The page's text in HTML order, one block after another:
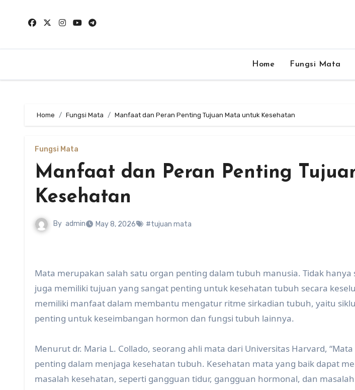
Home Fungsi Mata
Home Fungsi Mata Manfaat dan Peran Penting Tujuan Mata untuk Kesehatan
Fungsi Mata
Manfaat dan Peran Penting
Kesehatan
By admin May 8, 2026 #tujuan mata
Mata merupakan salah satu organ penting dalam tubuh manusia. Tidak
juga memiliki tujuan yang sangat penting untuk kesehatan tubuh secara
memiliki manfaat dalam membantu mengatur ritme sirkadian tubuh, yaitu
penting untuk keseimbangan hormon dan fungsi tubuh lainnya.
Menurut dr. Maria L. Collado, seorang ahli mata dari Universitas Harvard,
penting dalam menjaga kesehatan tubuh. Kesehatan mata yang baik dapat
masalah kesehatan, seperti gangguan tidur, gangguan hormonal, dan